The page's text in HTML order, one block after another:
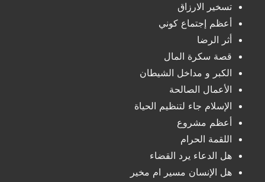
تسخير الارزاق
أعظم إجتماع كوني
أثر الرضا
قصة سكرة المال
الكبر و مداخل الشيطان
الأعمال الصالحة
الإسلام جاء لتنظيم الحياة
أعظم مشروع
اللقمة الحرام
هل الدعاء يرد القضاء
هل الإنسان مسير ام مخير